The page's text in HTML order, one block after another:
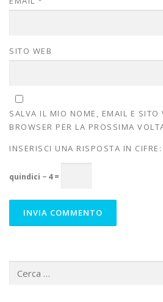
SITO WEB
SALVA IL MIO NOME, EMAIL E SITO
BROWSER PER LA PROSSIMA
INSERISCI UNA RISPOSTA IN CIFRE:
quindici − 4 =
per: